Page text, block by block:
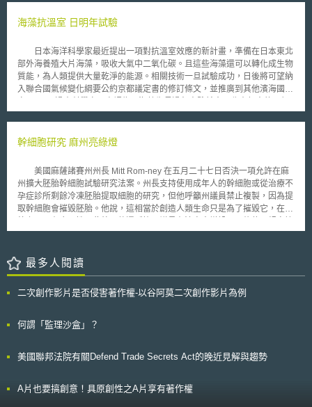
3. 建構體系架構與互動關係（Organize Structure and Relationships） 4.
並更新（Periodically Review and Update） 該指引認為，建置OT資產清冊
並輔以OT分類體系對期望建立現代化防禦架構的擁有者與營運者而言至關
重要。透過上述作為，資產擁有者與營運者得以識別其環境中應加以防護及
管控的關鍵資產，並據以調整防禦架構，建構相應的資安防禦措施，以降低
資安事件對組織任務（Mission）與服務持續性（Service Continuity）的風
險與影響。該指引亦強調關鍵基礎設施之OT與IT（資訊技術）部門間之跨部
門協作，並鼓勵各產業組織參考指引步驟落實OT資產盤點與分類，以提升
整體關鍵基礎設施資安韌性。
具提供者可能會監控和存取公司輸入之資訊以檢查是否有不當使用，此時營
「發明者不必是人類」；因此，由生成式 AI 工具協助產出的內容可能被視
為營業秘密，其範圍可能包括：公司的內部 AI 平台、基礎的訓練算法和模
型、輸入參數和輸出結果等。惟基於目前實務上尚未有相關案例，故生成式
AI輸出結果在法律上受保護的範圍與條件仍需待後續的判例來加以明確。 實
練使員工了解到營業秘密之定義及保護措施，並告知向生成式AI工具提供敏
範圍，如只有經過培訓及授權之員工才能夠存取這些AI工具。 在合約方面，
建議公司可與員工簽訂或更新保密契約，納入使用生成式AI的指導方針，例
如：明確規定禁止向生成式AI工具輸入公司營業秘密、客戶數據、財務信
息、未公開的產品計劃等機密資訊；亦可增加相關限制或聲明條款，如「在
生成式AI工具中揭露之資訊只屬於公司」、「限制公司資訊僅能存儲於公司
的私有雲上」等條款。 2.生成式AI工具提供者（合約） 針對外部管理時，
稱EULA）」來限制生成式AI工具提供者對於公司在該工具上「輸入內容」
之使用，如輸入內容不可以被用於訓練基礎模型，或者該訓練之模型只能用
工具，並將一切使用行為限縮在公司的私有雲或私有伺服器中；或透過加
限制上傳文件的大小或類型，防止機密資訊被誤輸入，其舉出三星公司
（Samsung）公司為例，三星已限制使用Chat GPT的用戶的上傳容量為
生成式AI工具可能的營業秘密風險，相對於尚未可知的訴訟攻防，律師更推
法融入資策會科法所創意智財中心於2023年發布「營業秘密保護管理規
範」中，換言之，企業可透過「營業秘密保護管理規範」十個單元（包括從
海藻抗溫室 日明年試驗
日本海洋科學家最近提出一項對抗溫室效應的新計畫，準備在日本東北
部外海養殖大片海藻，吸收大氣中二氧化碳。且這些海藻還可以轉化成生物
質能，為人類提供大量乾淨的能源。相關技術一旦試驗成功，日後將可望納
入聯合國氣候變化綱要公約京都議定書的修訂條文，並推廣到其他濱海國
化碳，但是排出的醣類物質也會被細菌分解，釋出的有機碳將再次轉變成二
速沉入深海，不至於影響大氣中的二氧化碳濃度。 計畫領導人、東京
一百座飄浮的海藻田。一年之後，每一座海藻田會生長成重達廿七萬噸的龐
然巨物，並且在光合作用過程中吸收卅六噸的二氧化碳。海藻田上將配備電
子裝置，讓科學家以全球衛星定位系統追蹤，一旦飄移而影響航道，就必須
拖回原來位置。這些海藻田最後將拖回陸地，經過超高溫技術處理，產生氫
關，設計出可行的海藻再利用方法，於是讓「以海藻吸收二氧化碳」的構想
重現希望。
幹細胞研究 麻州亮綠燈
美國麻薩諸賽州州長 Mitt Rom-ney 在五月二十七日否決一項允許在麻
州擴大胚胎幹細胞試驗研究法案。州長支持使用成年人的幹細胞或從治療不
孕症診所剩餘冷凍胚胎提取細胞的研究，但他呼籲州議員禁止複製，因為提
取幹細胞會摧毀胚胎。他說，這相當於創造人類生命只是為了摧毀它，在道
孕那一刻即為生命開始，禁止為了其他研究製造胚胎，並限制給捐獻卵子婦
日以壓倒性的票數，推翻州長先前在二十七日所為之否決，並使該法案立即
生效。 根據舊州法，若麻州科學家想進行胚胎幹細胞研究，必須獲得
研究，但州衛生廳將有權管制過程。除此之外，這項新法和聯邦法一樣，禁
裂狀態。有七個州禁止任何複製研究，十一個州禁止幹細胞研究。但是，加
也準備放寬對幹細胞研究的限制。 支持胚胎幹細胞研究者紛紛希望，麻州
最多人閱讀
二次創作影片是否侵害著作權-以谷阿莫二次創作影片為例
何謂「監理沙盒」？
美國聯邦法院有關Defend Trade Secrets Act的晚近見解與趨勢
A片也要搞創意！具原創性之A片享有著作權